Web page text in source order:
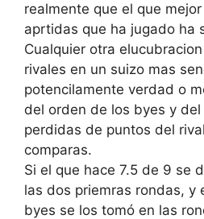
realmente que el que
aprtidas que ha jugado ha
Cualquier otra
rivales en un suizo mas
potencilamente verdad o
del orden de los byes y
perdidas de puntos del
comparas.
Si el que hace 7.5 de 9 se
las dos priemras rondas, y
byes se los tomó en las